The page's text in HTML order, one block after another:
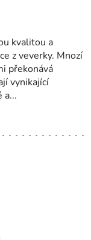
kvalitou a
z veverky. Mnozí
překonává
vynikající
a...